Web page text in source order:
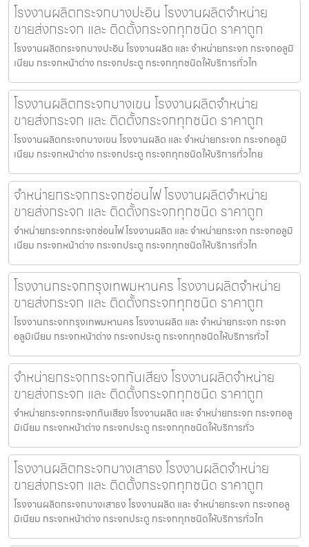
โรงงานผลิตกระจกบางปะอิน โรงงานผลิตจำหน่าย
ขายส่งกระจก และ ติดตั้งกระจกทุกชนิด ราคาถูก
โรงงานผลิตกระจกบางปะอิน โรงงานผลิต และ จำหน่ายกระจก กระจกอลูมิ
เนียม กระจกหน้าต่าง กระจกประตู กระจกทุกชนิดให้บริการทั่วไท
โรงงานผลิตกระจกบางเขน โรงงานผลิตจำหน่าย
ขายส่งกระจก และ ติดตั้งกระจกทุกชนิด ราคาถูก
โรงงานผลิตกระจกบางเขน โรงงานผลิต และ จำหน่ายกระจก กระจกอลูมิ
เนียม กระจกหน้าต่าง กระจกประตู กระจกทุกชนิดให้บริการทั่วไทย
จำหน่ายกระจกกระจกซ่อนไฟ โรงงานผลิตจำหน่าย
ขายส่งกระจก และ ติดตั้งกระจกทุกชนิด ราคาถูก
จำหน่ายกระจกกระจกซ่อนไฟ โรงงานผลิต และ จำหน่ายกระจก กระจกอลูมิ
เนียม กระจกหน้าต่าง กระจกประตู กระจกทุกชนิดให้บริการทั่วไท
โรงงานกระจกกรุงเทพมหานคร โรงงานผลิตจำหน่าย
ขายส่งกระจก และ ติดตั้งกระจกทุกชนิด ราคาถูก
โรงงานกระจกกรุงเทพมหานคร โรงงานผลิต และ จำหน่ายกระจก กระจก
อลูมิเนียม กระจกหน้าต่าง กระจกประตู กระจกทุกชนิดให้บริการทั่วไ
จำหน่ายกระจกกระจกกันเสียง โรงงานผลิตจำหน่าย
ขายส่งกระจก และ ติดตั้งกระจกทุกชนิด ราคาถูก
จำหน่ายกระจกกระจกกันเสียง โรงงานผลิต และ จำหน่ายกระจก กระจกอลู
มิเนียม กระจกหน้าต่าง กระจกประตู กระจกทุกชนิดให้บริการทั่ว
โรงงานผลิตกระจกบางเสาธง โรงงานผลิตจำหน่าย
ขายส่งกระจก และ ติดตั้งกระจกทุกชนิด ราคาถูก
โรงงานผลิตกระจกบางเสาธง โรงงานผลิต และ จำหน่ายกระจก กระจกอลู
มิเนียม กระจกหน้าต่าง กระจกประตู กระจกทุกชนิดให้บริการทั่วไท